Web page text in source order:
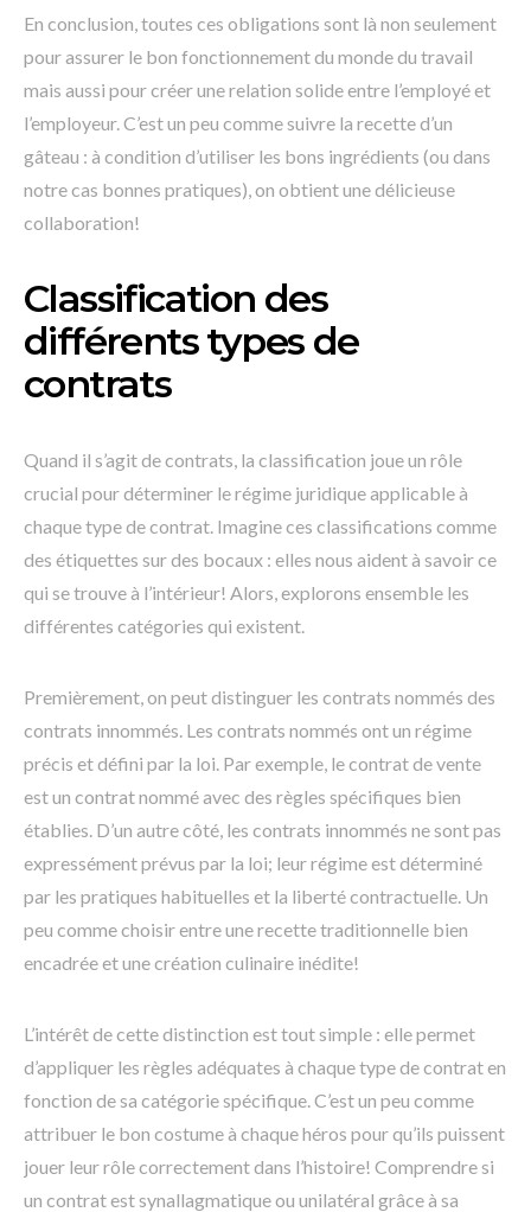
En conclusion, toutes ces obligations sont là non seulement
pour assurer le bon fonctionnement du monde du travail
mais aussi pour créer une relation solide entre l’employé et
l’employeur. C’est un peu comme suivre la recette d’un
gâteau : à condition d’utiliser les bons ingrédients (ou dans
notre cas bonnes pratiques), on obtient une délicieuse
collaboration!
Classification des
différents types de
contrats
Quand il s’agit de contrats, la classification joue un rôle
crucial pour déterminer le régime juridique applicable à
chaque type de contrat. Imagine ces classifications comme
des étiquettes sur des bocaux : elles nous aident à savoir ce
qui se trouve à l’intérieur! Alors, explorons ensemble les
différentes catégories qui existent.
Premièrement, on peut distinguer les contrats nommés des
contrats innommés. Les contrats nommés ont un régime
précis et défini par la loi. Par exemple, le contrat de vente
est un contrat nommé avec des règles spécifiques bien
établies. D’un autre côté, les contrats innommés ne sont pas
expressément prévus par la loi; leur régime est déterminé
par les pratiques habituelles et la liberté contractuelle. Un
peu comme choisir entre une recette traditionnelle bien
encadrée et une création culinaire inédite!
L’intérêt de cette distinction est tout simple : elle permet
d’appliquer les règles adéquates à chaque type de contrat en
fonction de sa catégorie spécifique. C’est un peu comme
attribuer le bon costume à chaque héros pour qu’ils puissent
jouer leur rôle correctement dans l’histoire! Comprendre si
un contrat est synallagmatique ou unilatéral grâce à sa